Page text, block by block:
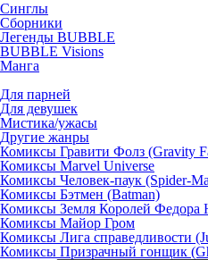
Синглы
Сборники
Легенды BUBBLE
BUBBLE Visions
Манга
Для парней
Для девушек
Мистика/ужасы
Другие жанры
Комиксы Гравити Фолз (Gravity
Комиксы Marvel Universe
Комиксы Человек-паук (Spider-
Комиксы Бэтмен (Batman)
Комиксы Земля Королей Федора
Комиксы Майор Гром
Комиксы Лига справедливости
Комиксы Призрачный гонщик